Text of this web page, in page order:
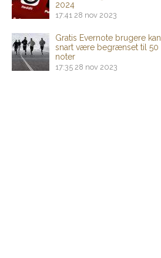
2024
17:41 28 nov 2023
Gratis Evernote brugere kan
snart være begrænset til 50
noter
17:35 28 nov 2023